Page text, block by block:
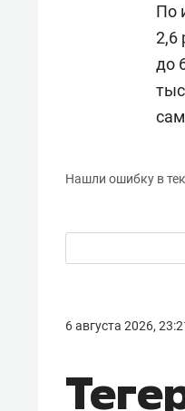
По
2,6
до
Нашли ошибку в
6 августа 2026,